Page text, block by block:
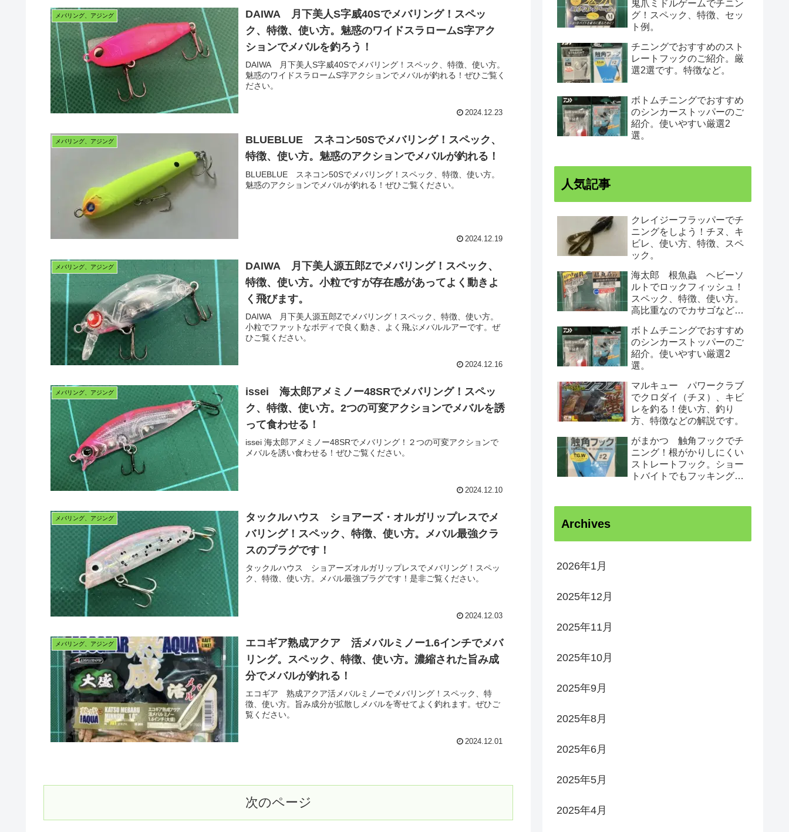
メバリング、アジング
DAIWA 月下美人S字威40Sでメバリング！スペッ
ク、特徴、使い方。魅惑のワイドスラロームS字アク
ションでメバルを釣ろう！
DAIWA 月下美人S字威40Sでメバリング！スペック、特徴、使い方。
魅惑のワイドスラロームS字アクションでメバルが釣れる！ぜひご覧く
ださい。
2024.12.23
メバリング、アジング
BLUEBLUE スネコン50Sでメバリング！スペック、
特徴、使い方。魅惑のアクションでメバルが釣れる！
BLUEBLUE スネコン50Sでメバリング！スペック、特徴、使い方。
魅惑のアクションでメバルが釣れる！ぜひご覧ください。
2024.12.19
メバリング、アジング
DAIWA 月下美人源五郎Zでメバリング！スペック、
特徴、使い方。小粒ですが存在感があってよく動きよ
く飛びます。
DAIWA 月下美人源五郎Zでメバリング！スペック、特徴、使い方。
小粒でファットなボディで良く動き、よく飛ぶメバルルアーです。ぜ
ひご覧ください。
2024.12.16
メバリング、アジング
issei 海太郎アメミノー48SRでメバリング！スペッ
ク、特徴、使い方。2つの可変アクションでメバルを誘
って食わせる！
issei 海太郎アメミノー48SRでメバリング！２つの可変アクションで
メバルを誘い食わせる！ぜひご覧ください。
2024.12.10
メバリング、アジング
タックルハウス ショアーズ・オルガリップレスでメ
バリング！スペック、特徴、使い方。メバル最強クラ
スのプラグです！
タックルハウス ショアーズオルガリップレスでメバリング！スペッ
ク、特徴、使い方。メバル最強プラグです！是非ご覧ください。
2024.12.03
メバリング、アジング
エコギア熟成アクア 活メバルミノー1.6インチでメバ
リング。スペック、特徴、使い方。濃縮された旨み成
分でメバルが釣れる！
エコギア 熟成アクア活メバルミノーでメバリング！スペック、特
徴、使い方。旨み成分が拡散しメバルを寄せてよく釣れます。ぜひご
覧ください。
2024.12.01
次のページ
鬼爪ミドルゲームでチニン
グ！スペック、特徴、セッ
ト例。
チニングでおすすめのスト
レートフックのご紹介。厳
選2選です。特徴など。
ボトムチニングでおすすめ
のシンカーストッパーのご
紹介。使いやすい厳選2
選。
人気記事
クレイジーフラッパーでチ
ニングをしよう！チヌ、キ
ビレ、使い方、特徴、スペ
ック。
海太郎 根魚蟲 ヘビーソ
ルトでロックフィッシュ！
スペック、特徴、使い方。
高比重なのでカサゴなど根
根がかりしにくいです。
ボトムチニングでおすすめ
のシンカーストッパーのご
紹介。使いやすい厳選2
選。
マルキュー パワークラブ
でクロダイ（チヌ）、キビ
レを釣る！使い方、釣り
方、特徴などの解説です。
がまかつ 触角フックでチ
ニング！根がかりしにくい
ストレートフック。ショー
トバイトでもフッキングが
Archives
2026年1月
2025年12月
2025年11月
2025年10月
2025年9月
2025年8月
2025年6月
2025年5月
2025年4月